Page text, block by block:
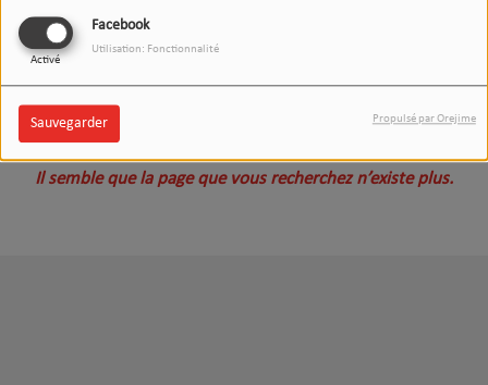
Facebook
Activé
Utilisation: Fonctionnalité
Sauvegarder Propulsé par Orejime
Oups, vous avez rencontré
Il semble que la page que vous recherchez n’existe plus.